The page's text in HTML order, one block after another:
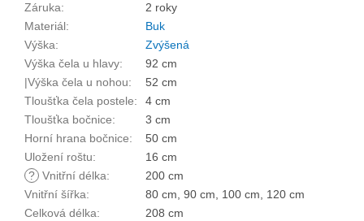
Záruka:
2 roky
Materiál:
Buk
Výška:
Zvýšená
Výška čela u hlavy:
92 cm
|Výška čela u nohou:
52 cm
Tloušťka čela postele:
4 cm
Tloušťka bočnice:
3 cm
Horní hrana bočnice:
50 cm
Uložení roštu:
16 cm
? Vnitřní délka:
200 cm
Vnitřní šířka:
80 cm, 90 cm, 100 cm, 120 cm
Celková délka:
208 cm